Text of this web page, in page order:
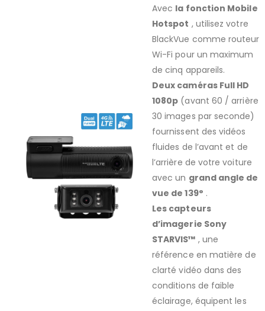
Avec la fonction Mobile
Hotspot , utilisez votre
BlackVue comme routeur
Wi-Fi pour un maximum
de cinq appareils.
Deux caméras Full HD
1080p (avant 60 / arrière
30 images par seconde)
fournissent des vidéos
fluides de l’avant et de
l’arrière de votre voiture
avec un grand angle de
vue de 139° .
Les capteurs
d’imagerie Sony
STARVIS™ , une
référence en matière de
clarté vidéo dans des
conditions de faible
éclairage, équipent les